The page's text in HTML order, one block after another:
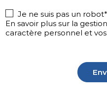
Je ne suis pas un robot*
En savoir plus sur la
caractère personnel et